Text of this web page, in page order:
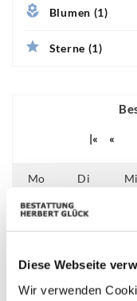
Diese Webseite
Wir verwenden
Blumen (1)
Sterne (1)
|« «
Mo Di Mi
01
14 15 16